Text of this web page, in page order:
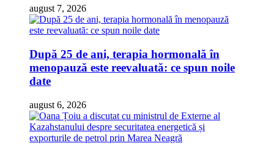
august 7, 2026
După 25 de ani, terapia hormonală în
menopauză este reevaluată: ce spun noile
date
august 6, 2026